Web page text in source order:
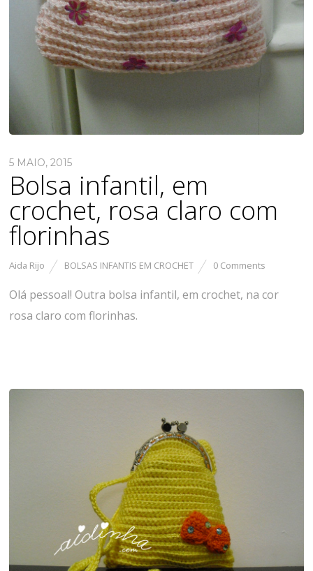
5 MAIO, 2015
Bolsa infantil, em
crochet, rosa claro com
florinhas
Aida Rijo BOLSAS INFANTIS EM CROCHET 0 Comments
Olá pessoal! Outra bolsa infantil, em crochet, na cor
rosa claro com florinhas.